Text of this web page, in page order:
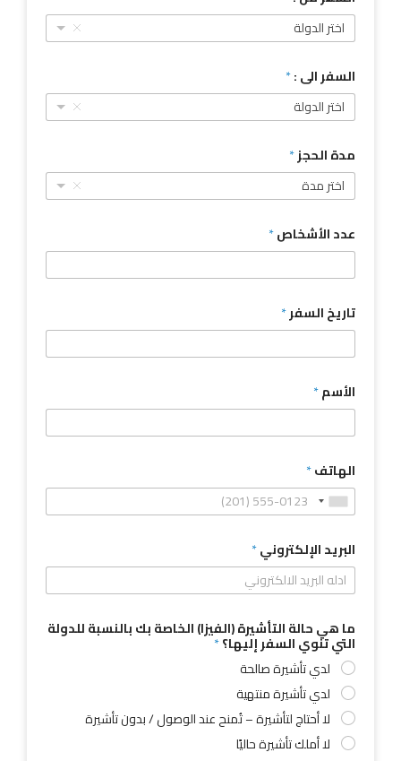
اختر الدولة
السفر الى :*
اختر الدولة
مدة الحجز*
اختر مدة
عدد الأشخاص*
تاريخ السفر*
الأسم*
الهاتف*
البريد الإلكتروني*
ما هي حالة التأشيرة (الفيزا) الخاصة بك بالنسبة للدولة
التي تنوي السفر إليها؟*
لدي تأشيرة صالحة
لدي تأشيرة منتهية
لا أحتاج لتأشيرة – تُمنح عند الوصول / بدون تأشيرة
لا أملك تأشيرة حاليًا